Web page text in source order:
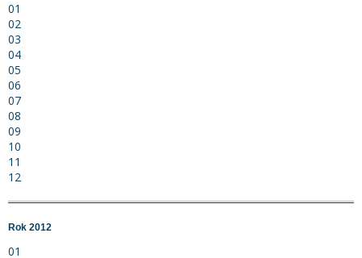
01
02
03
04
05
06
07
08
09
10
11
12
Rok 2012
01